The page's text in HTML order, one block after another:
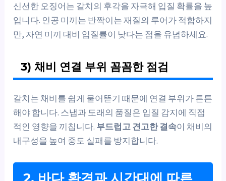
신선한 오징어는 갈치의 후각을 자극해 입질 확률을 높
입니다. 인공 미끼는 반짝이는 재질의 루어가 적합하지
만, 자연 미끼 대비 입질률이 낮다는 점을 유념하세요.
3) 채비 연결 부위 꼼꼼한 점검
갈치는 채비를 쉽게 물어뜯기 때문에 연결 부위가 튼튼
해야 합니다. 스냅과 도래의 품질은 입질 감지에 직접
적인 영향을 끼칩니다. 부드럽고 견고한 결속이 채비의
내구성을 높여 중도 실패를 방지합니다.